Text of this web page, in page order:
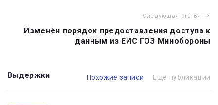
Следующая статья
Изменён порядок предоставления доступа к
данным из ЕИС ГОЗ Минобороны
Выдержки Похожие записи Ещё публикации